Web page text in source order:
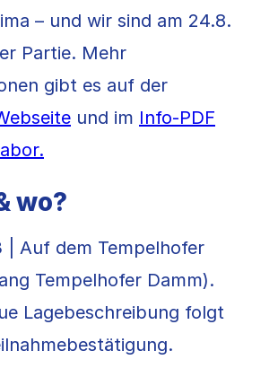
– und wir sind am 24.8.
Partie. Mehr
gibt es auf der
und im Info-PDF
wo?
| Auf dem Tempelhofer
Tempelhofer Damm).
Lagebeschreibung folgt